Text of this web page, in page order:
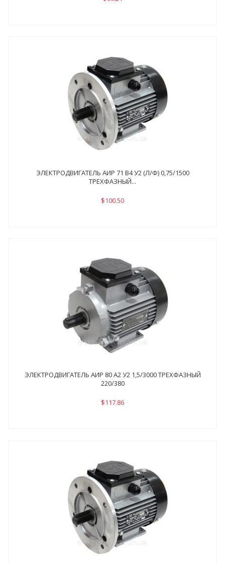
ЭЛЕКТРОДВИГАТЕЛЬ АИР 71 В4 У2 (Л/Ф) 0,75/1500
ТРЕХФАЗНЫЙ...
$100.50
ЭЛЕКТРОДВИГАТЕЛЬ АИР 80 А2 У2 1,5/3000 ТРЕХФАЗНЫЙ
220/380
$117.86